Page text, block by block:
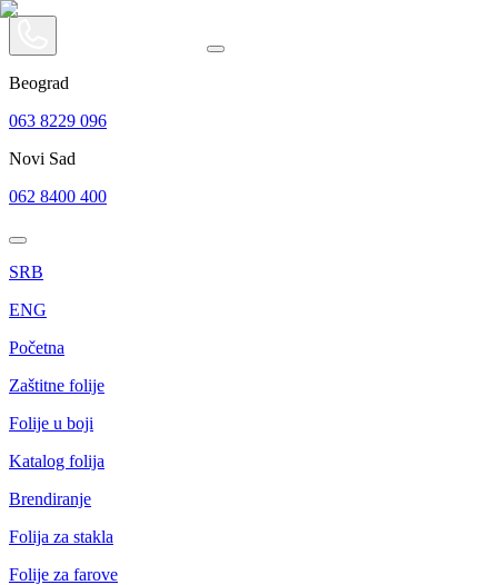
Beograd
063 8229 096
Novi Sad
062 8400 400
SRB
ENG
Početna
Zaštitne folije
Folije u boji
Katalog folija
Brendiranje
Folija za stakla
Folije za farove